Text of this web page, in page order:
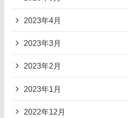
2023年4月
2023年3月
2023年2月
2023年1月
2022年12月